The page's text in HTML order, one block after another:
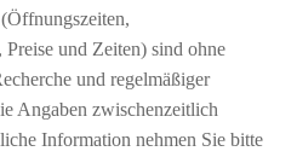
und Zeiten) sind ohne
und regelmäßiger
Angaben zwischenzeitlich
Information nehmen Sie bitte